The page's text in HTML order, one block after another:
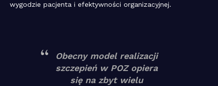
wygodzie pacjenta i efektywności organizacyjnej.
Obecny model realizacji
szczepień w POZ opiera
się na zbyt wielu